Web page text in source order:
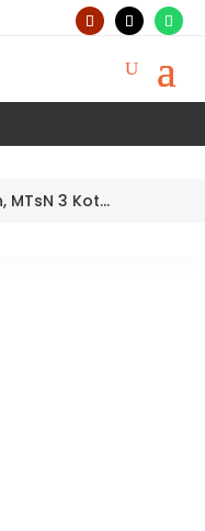
Dua Setengah Tahun Penuh Kesan, MTsN 3 Kota Padang Lepas Pengawas Pembina Dra. Nayusminar Nasrun